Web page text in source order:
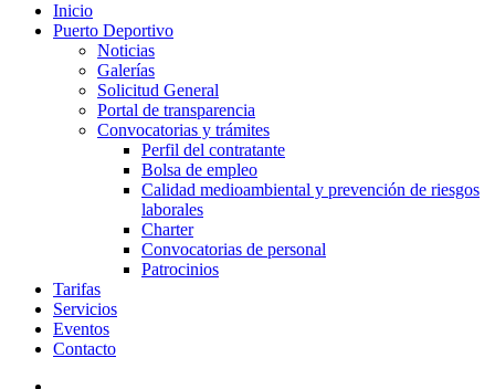
Inicio
Puerto Deportivo
Noticias
Galerías
Solicitud General
Portal de transparencia
Convocatorias y trámites
Perfil del contratante
Bolsa de empleo
Calidad medioambiental y prevención de riesgos
laborales
Charter
Convocatorias de personal
Patrocinios
Tarifas
Servicios
Eventos
Contacto